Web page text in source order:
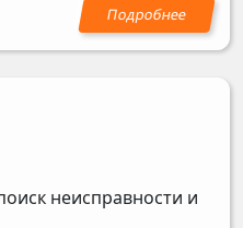
неисправности и